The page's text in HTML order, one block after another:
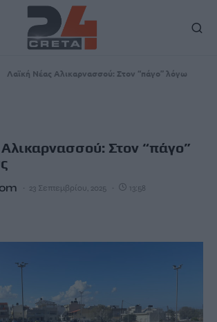
Λαϊκή Νέας Αλικαρνασσού: Στον “πάγο” λόγω
Στον “πάγο”
23 Σεπτεμβρίου, 2025 13:58